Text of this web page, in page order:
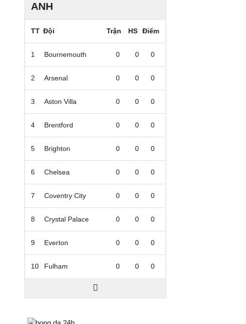
ANH
TT Đội Trận HS Điểm
1 Bournemouth 0 0 0
2 Arsenal 0 0 0
3 Aston Villa 0 0 0
4 Brentford 0 0 0
5 Brighton 0 0 0
6 Chelsea 0 0 0
7 Coventry City 0 0 0
8 Crystal Palace 0 0 0
9 Everton 0 0 0
10 Fulham 0 0 0